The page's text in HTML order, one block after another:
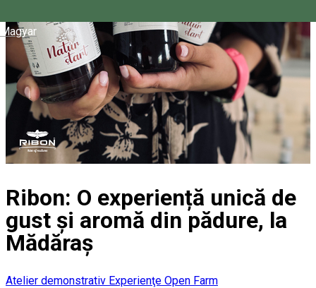
Magyar
Ribon: O experiență unică de
gust și aromă din pădure, la
Mădăraș
Atelier demonstrativ Experienţe Open Farm